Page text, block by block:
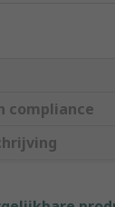
compliance